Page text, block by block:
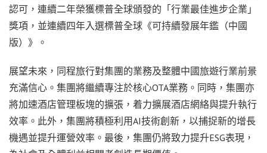
認可，連續二年榮獲標普全球頒發的「行業最佳進步企業」
獎項，並連續四年入選標普全球《可持續發展年鑑（中國
版）》。
展望未來，同程旅行對集團的業務及整體中國旅遊行業前景
充滿信心。集團將繼續專注於核心OTA業務。同時，集團亦
將加速酒店管理板塊的擴張，着力擴展酒店網絡與提升執行
效率。此外，集團將積極利用AI技術創新，以捕捉新的增長
機遇並提升運營效率。最後，集團仍將致力提升ESG表現，